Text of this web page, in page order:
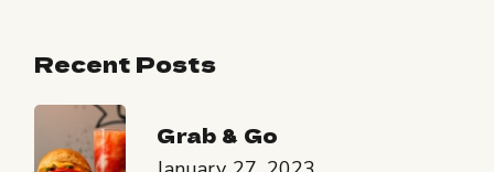
Recent Posts
Grab & Go